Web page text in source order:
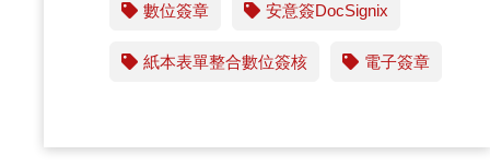
數位簽章 安意簽DocSignix
紙本表單整合數位簽核 電子簽章